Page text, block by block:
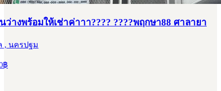
ว่างพร้อมให้เช่าค่าาา???? ????พฤกษา88 ศาลายา
นครปฐม
฿